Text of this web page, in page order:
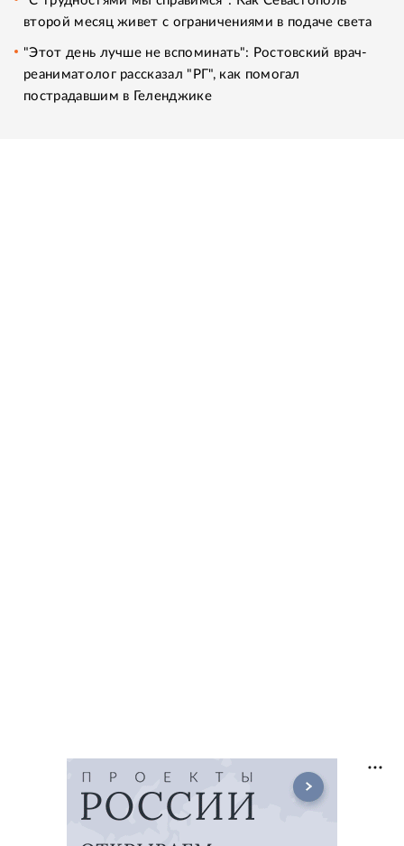
второй месяц живет с ограничениями в подаче света
"Этот день лучше не вспоминать": Ростовский врач-
реаниматолог рассказал "РГ", как помогал
пострадавшим в Геленджике